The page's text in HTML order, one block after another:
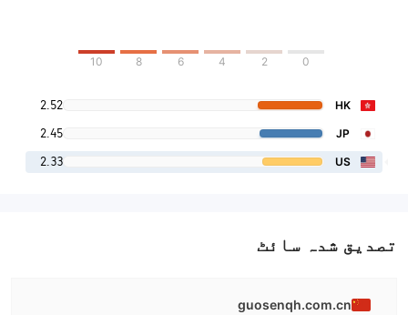
0
2
4
6
8
10
HK
2.52
JP
2.45
US
2.33
تصدیق شدہ سائٹ
guosenqh.com.cn